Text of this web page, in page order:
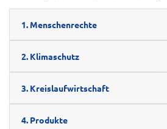
1. Menschenrechte
2. Klimaschutz
3. Kreislaufwirtschaft
4. Produkte